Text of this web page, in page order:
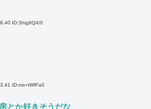
ID:3hig9Q4/0
ID:ms+tWfFa0
とか好きそうだな